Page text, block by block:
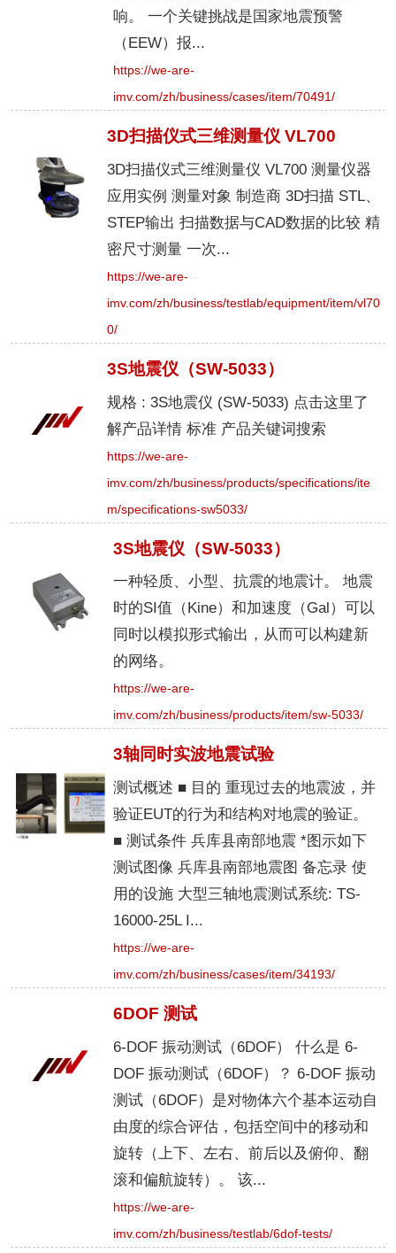
响。 一个关键挑战是国家地震预警
（EEW）报...
https://we-are-
imv.com/zh/business/cases/item/70491/
3D扫描仪式三维测量仪 VL700
3D扫描仪式三维测量仪 VL700 测量仪器
应用实例 测量对象 制造商 3D扫描 STL、
STEP输出 扫描数据与CAD数据的比较 精
密尺寸测量 一次...
https://we-are-
imv.com/zh/business/testlab/equipment/item/vl70
0/
3S地震仪（SW-5033）
规格 : 3S地震仪 (SW-5033) 点击这里了
解产品详情 标准 产品关键词搜索
https://we-are-
imv.com/zh/business/products/specifications/ite
m/specifications-sw5033/
3S地震仪（SW-5033）
一种轻质、小型、抗震的地震计。 地震
时的SI值（Kine）和加速度（Gal）可以
同时以模拟形式输出，从而可以构建新
的网络。
https://we-are-
imv.com/zh/business/products/item/sw-5033/
3轴同时实波地震试验
测试概述 ■ 目的 重现过去的地震波，并
验证EUT的行为和结构对地震的验证。
■ 测试条件 兵库县南部地震 *图示如下
测试图像 兵库县南部地震图 备忘录 使
用的设施 大型三轴地震测试系统: TS-
16000-25L I...
https://we-are-
imv.com/zh/business/cases/item/34193/
6DOF 测试
6-DOF 振动测试（6DOF） 什么是 6-
DOF 振动测试（6DOF）？ 6-DOF 振动
测试（6DOF）是对物体六个基本运动自
由度的综合评估，包括空间中的移动和
旋转（上下、左右、前后以及俯仰、翻
滚和偏航旋转）。 该...
https://we-are-
imv.com/zh/business/testlab/6dof-tests/